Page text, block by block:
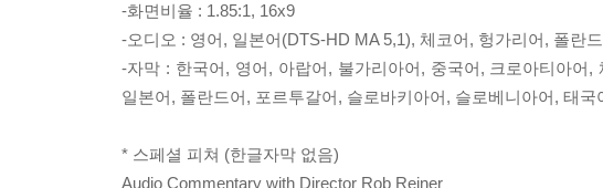
-화면비율 : 1.85:1, 16x9
-오디오 : 영어, 일본어(DTS-HD MA 5,1), 체코어, 헝가리어, 폴란
-자막 : 한국어, 영어, 아랍어, 불가리아어, 중국어, 크로아티아어
일본어, 폴란드어, 포르투갈어, 슬로바키아어, 슬로베니아어, 태국
* 스페셜 피쳐 (한글자막 없음)
Audio Commentary with Director Rob Reiner